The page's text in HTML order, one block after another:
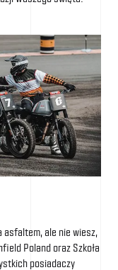
asfaltem, ale nie wiesz,
Poland oraz Szkoła
posiadaczy